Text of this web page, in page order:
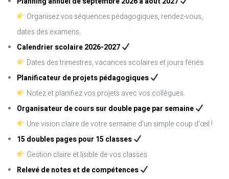
Organisez vos séquences pédagogiques, rendez-vous,
dates des examens.
Calendrier scolaire 2026-2027
Dates des trimestres, vacances scolaires et jours fériés.
Planificateur de projets pédagogiques
Notez et planifiez vos projets avec vos collègues.
Organisateur de cours sur double page par semaine
Une vision claire de votre semaine d'un simple coup d'œil !
15 doubles pages pour 15 classes
Gestion claire et lisible de vos classes.
Relevé de notes et de compétences